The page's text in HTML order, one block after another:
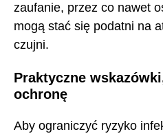
zaufanie, przez co nawet
mogą stać się podatni na
czujni.
Praktyczne
ochronę
Aby ograniczyć ryzyko